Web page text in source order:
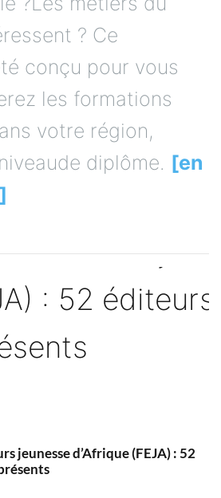
? Ce
conçu pour vous
les formations
votre région,
diplôme. [en
jeunesse d’Afrique (FEJA) : 52